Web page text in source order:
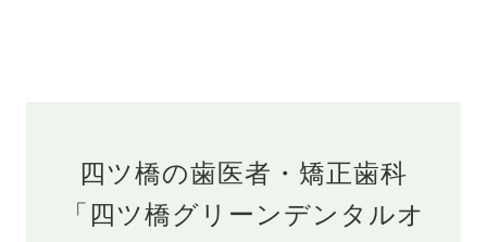
四ツ橋の歯医者・矯正歯科
「四ツ橋グリーンデンタルオ